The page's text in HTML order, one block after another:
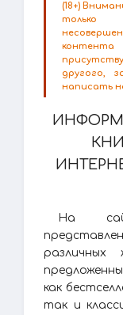
(18+)
только
контента
другого,
написать
На
как
так и